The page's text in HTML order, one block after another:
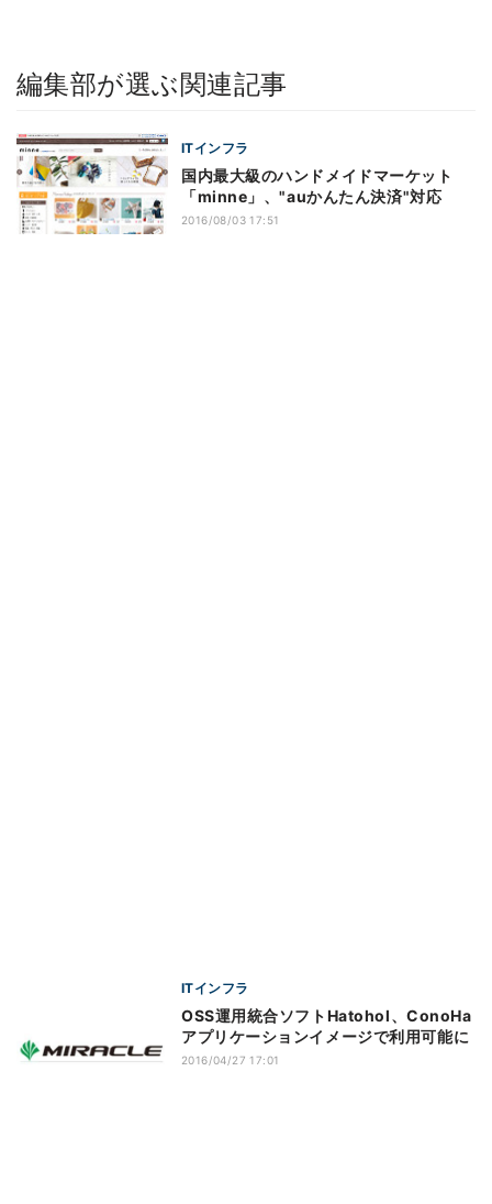
編集部が選ぶ関連記事
ITインフラ
国内最大級のハンドメイドマーケット
「minne」、"auかんたん決済"対応
2016/08/03 17:51
ITインフラ
OSS運用統合ソフトHatohol、ConoHa
アプリケーションイメージで利用可能に
2016/04/27 17:01